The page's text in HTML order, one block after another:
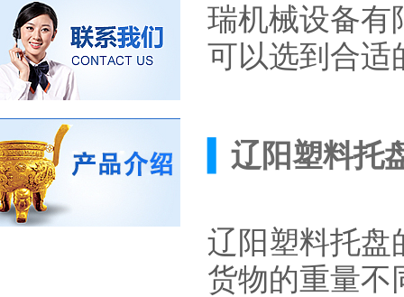
瑞机械设备有
可以选到合适
辽阳塑料托
辽阳塑料托盘
货物的重量不